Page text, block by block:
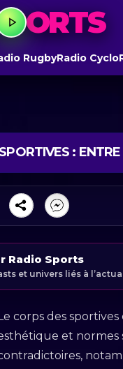
RugbyRadio Cyclo
:
Radio Sports
et univers liés à
corps des
et normes